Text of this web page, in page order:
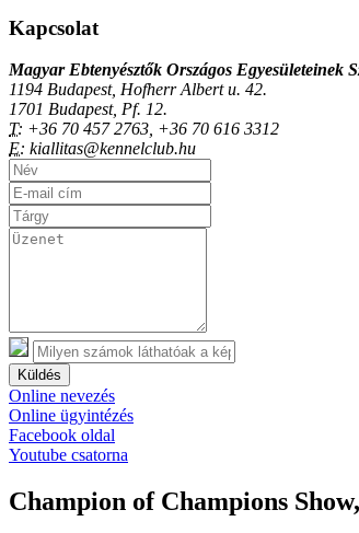
Kapcsolat
Magyar Ebtenyésztők Országos Egyesületeinek
1194 Budapest, Hofherr Albert u. 42.
1701 Budapest, Pf. 12.
T: +36 70 457 2763, +36 70 616 3312
E: kiallitas@kennelclub.hu
Küldés
Online nevezés
Online ügyintézés
Facebook oldal
Youtube csatorna
Champion of Champions